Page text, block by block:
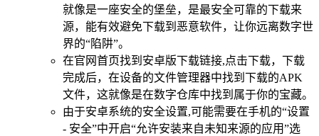
就像是一座安全的堡垒，是最安全可靠的下载来
源，能有效避免下载到恶意软件，让你远离数字世
界的“陷阱”。
在官网首页找到安卓版下载链接,点击下载，下载
完成后，在设备的文件管理器中找到下载的APK
文件，这就像是在数字仓库中找到属于你的宝藏。
由于安卓系统的安全设置,可能需要在手机的“设置
- 安全”中开启“允许安装来自未知来源的应用”选